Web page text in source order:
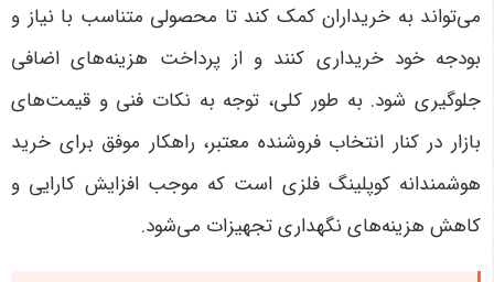
می‌تواند به خریداران کمک کند تا محصولی متناسب با نیاز و
بودجه خود خریداری کنند و از پرداخت هزینه‌های اضافی
جلوگیری شود. به طور کلی، توجه به نکات فنی و قیمت‌های
بازار در کنار انتخاب فروشنده معتبر، راهکار موفق برای خرید
هوشمندانه کوپلینگ فلزی است که موجب افزایش کارایی و
کاهش هزینه‌های نگهداری تجهیزات می‌شود.